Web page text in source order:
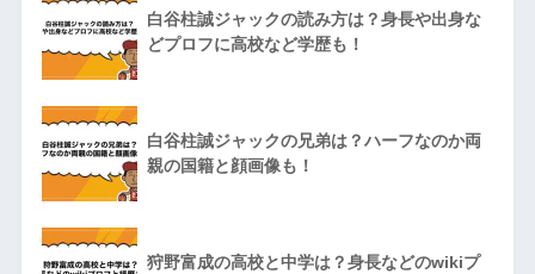
白谷柱誠ジャックの読み方は？身長や出身な
どプロフに高校など学歴も！
白谷柱誠ジャックの兄弟は？ハーフなのか両
親の国籍と顔画像も！
狩野富成の高校と中学は？身長などのwikiプ